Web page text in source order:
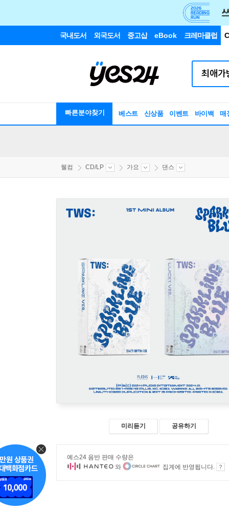
국내도서 외국도서 중고샵 eBook 크레마클럽
빠른분야찾기 베스트 신상품 이벤트 바이백 매
웰컴 CD/LP 가요 댄스
미리듣기 공유하기
예스24 음반 판매 수량은
와
집계에 반영됩니다.